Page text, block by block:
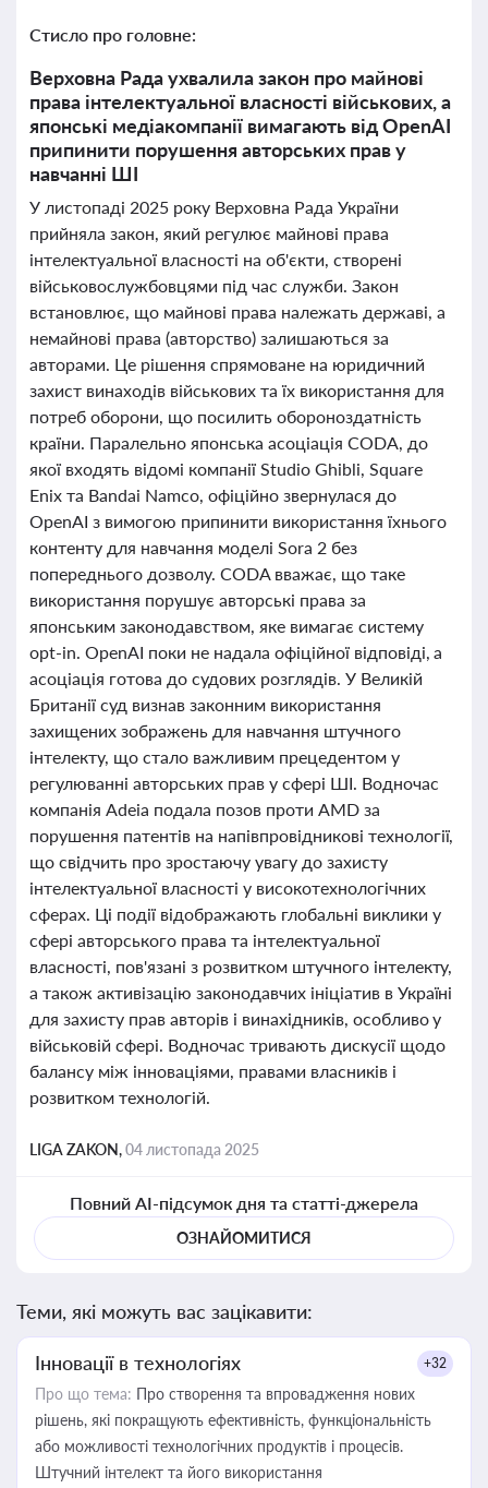
Стисло про головне:
Верховна Рада ухвалила закон про майнові
права інтелектуальної власності військових, а
японські медіакомпанії вимагають від OpenAI
припинити порушення авторських прав у
навчанні ШІ
У листопаді 2025 року Верховна Рада України
прийняла закон, який регулює майнові права
інтелектуальної власності на об'єкти, створені
військовослужбовцями під час служби. Закон
встановлює, що майнові права належать державі, а
немайнові права (авторство) залишаються за
авторами. Це рішення спрямоване на юридичний
захист винаходів військових та їх використання для
потреб оборони, що посилить обороноздатність
країни. Паралельно японська асоціація CODA, до
якої входять відомі компанії Studio Ghibli, Square
Enix та Bandai Namco, офіційно звернулася до
OpenAI з вимогою припинити використання їхнього
контенту для навчання моделі Sora 2 без
попереднього дозволу. CODA вважає, що таке
використання порушує авторські права за
японським законодавством, яке вимагає систему
opt-in. OpenAI поки не надала офіційної відповіді, а
асоціація готова до судових розглядів. У Великій
Британії суд визнав законним використання
захищених зображень для навчання штучного
інтелекту, що стало важливим прецедентом у
регулюванні авторських прав у сфері ШІ. Водночас
компанія Adeia подала позов проти AMD за
порушення патентів на напівпровідникові технології,
що свідчить про зростаючу увагу до захисту
інтелектуальної власності у високотехнологічних
сферах. Ці події відображають глобальні виклики у
сфері авторського права та інтелектуальної
власності, пов'язані з розвитком штучного інтелекту,
а також активізацію законодавчих ініціатив в Україні
для захисту прав авторів і винахідників, особливо у
військовій сфері. Водночас тривають дискусії щодо
балансу між інноваціями, правами власників і
розвитком технологій.
LIGA ZAKON,04 листопада 2025
Повний AI-підсумок дня та статті-джерела
ОЗНАЙОМИТИСЯ
Теми, які можуть вас зацікавити:
Інновації в технологіях +32
Про що тема: Про створення та впровадження нових
рішень, які покращують ефективність, функціональність
або можливості технологічних продуктів і процесів.
Штучний інтелект та його використання